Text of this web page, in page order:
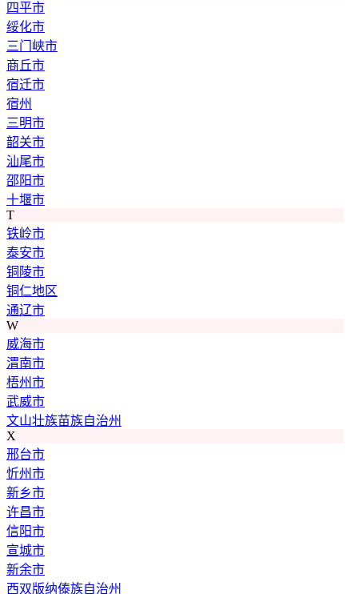
四平市
绥化市
三门峡市
商丘市
宿迁市
宿州
三明市
韶关市
汕尾市
邵阳市
十堰市
T
铁岭市
泰安市
铜陵市
铜仁地区
通辽市
W
威海市
渭南市
梧州市
武威市
文山壮族苗族自治州
X
邢台市
忻州市
新乡市
许昌市
信阳市
宣城市
新余市
西双版纳傣族自治州